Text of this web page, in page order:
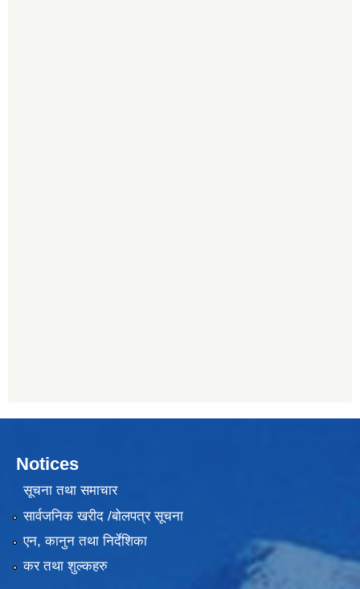
Notices
सूचना तथा समाचार
सार्वजनिक खरीद /बोलपत्र सूचना
एन, कानुन तथा निर्देशिका
कर तथा शुल्कहरु